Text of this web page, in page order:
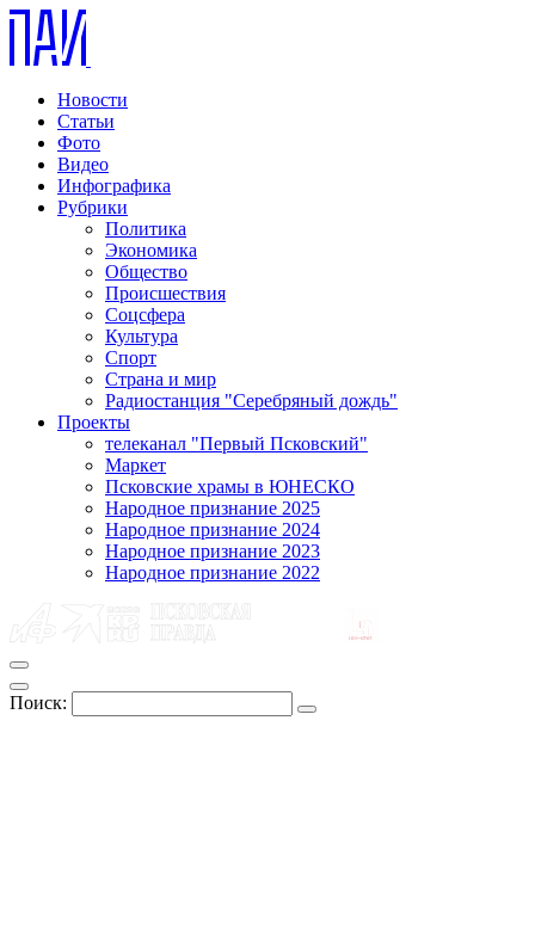
Новости
Статьи
Фото
Видео
Инфографика
Рубрики
Политика
Экономика
Общество
Происшествия
Соцсфера
Культура
Спорт
Страна и мир
Радиостанция "Серебряный дождь"
Проекты
телеканал "Первый Псковский"
Маркет
Псковские храмы в ЮНЕСКО
Народное признание 2025
Народное признание 2024
Народное признание 2023
Народное признание 2022
Поиск: